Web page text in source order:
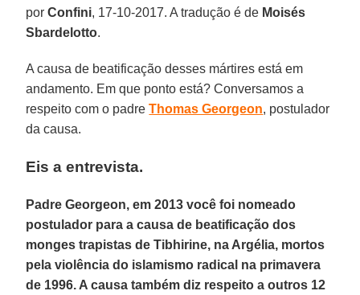
porConfini, 17-10-2017. A tradução é de Moisés
Sbardelotto.
A causa de beatificação desses mártires está em
andamento. Em que ponto está? Conversamos a
respeito com o padreThomas Georgeon, postulador
da causa.
Eis a entrevista.
Padre Georgeon, em 2013 você foi nomeado
postulador para a causa de beatificação dos
monges trapistas de Tibhirine, na Argélia, mortos
pela violência do islamismo radical na primavera
de 1996. A causa também diz respeito a outros 12